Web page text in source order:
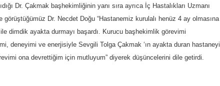
Dr. Çakmak başhekimliğinin yanı sıra ayrıca İç Hastalıkları Uzmanı
Dr. Necdet Doğu “Hastanemiz kurulalı henüz 4 ay olmasına
dimdik ayakta durmayı başardı. Kurucu başhekimlik görevimi
deneyimi ve enerjisiyle Sevgili Tolga Çakmak ‘ın ayakta duran hastaneyi
ona devrettiğim için mutluyum” diyerek düşüncelerini dile getirdi.